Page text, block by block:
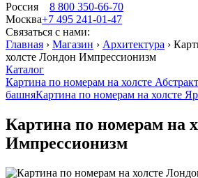
Россия
8 800 350-66-70
Москва+7 495 241-01-47
Связаться с нами:
Главная › Магазин › Архитектура ›
холсте Лондон Импрессионизм
Каталог
Картина по номерам на холсте
башняКартина по номерам на холсте
Картина по номерам на
Импрессионизм